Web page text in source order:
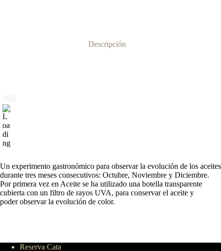
Descripción
Un experimento gastronómico para observar la evolución de los aceites
durante tres meses consecutivos: Octubre, Noviembre y Diciembre.
Por primera vez en Aceite se ha utilizado una botella transparente
cubierta con un filtro de rayos UVA, para conservar el aceite y
poder observar la evolución de color.
Reserva Cata